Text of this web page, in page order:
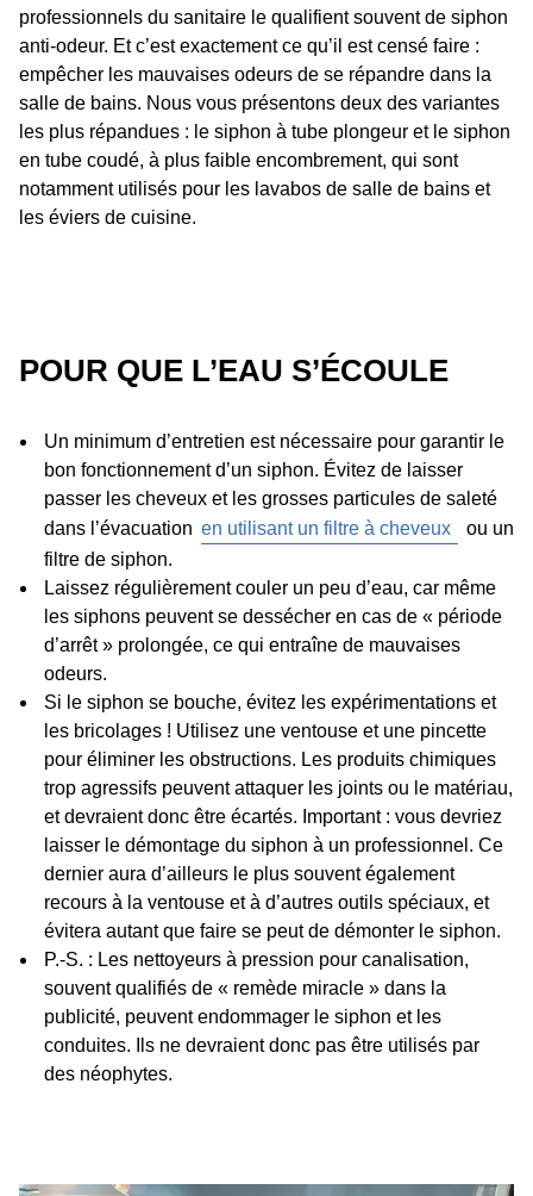
professionnels du sanitaire le qualifient souvent de siphon
anti-odeur. Et c’est exactement ce qu’il est censé faire :
empêcher les mauvaises odeurs de se répandre dans la
salle de bains. Nous vous présentons deux des variantes
les plus répandues : le siphon à tube plongeur et le siphon
en tube coudé, à plus faible encombrement, qui sont
notamment utilisés pour les lavabos de salle de bains et
les éviers de cuisine.
POUR QUE L’EAU S’ÉCOULE
Un minimum d’entretien est nécessaire pour garantir le
bon fonctionnement d’un siphon. Évitez de laisser
passer les cheveux et les grosses particules de saleté
dans l’évacuation en utilisant un filtre à cheveux
ou un
filtre de siphon.
Laissez régulièrement couler un peu d’eau, car même
les siphons peuvent se dessécher en cas de « période
d’arrêt » prolongée, ce qui entraîne de mauvaises
odeurs.
Si le siphon se bouche, évitez les expérimentations et
les bricolages ! Utilisez une ventouse et une pincette
pour éliminer les obstructions. Les produits chimiques
trop agressifs peuvent attaquer les joints ou le matériau,
et devraient donc être écartés. Important : vous devriez
laisser le démontage du siphon à un professionnel. Ce
dernier aura d’ailleurs le plus souvent également
recours à la ventouse et à d’autres outils spéciaux, et
évitera autant que faire se peut de démonter le siphon.
P.-S. : Les nettoyeurs à pression pour canalisation,
souvent qualifiés de « remède miracle » dans la
publicité, peuvent endommager le siphon et les
conduites. Ils ne devraient donc pas être utilisés par
des néophytes.